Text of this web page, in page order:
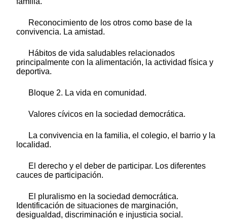
Reconocimiento de los otros como base de la
convivencia. La amistad.
Hábitos de vida saludables relacionados
principalmente con la alimentación, la actividad física y
deportiva.
Bloque 2. La vida en comunidad.
Valores cívicos en la sociedad democrática.
La convivencia en la familia, el colegio, el barrio y la
localidad.
El derecho y el deber de participar. Los diferentes
cauces de participación.
El pluralismo en la sociedad democrática.
Identificación de situaciones de marginación,
desigualdad, discriminación e injusticia social.